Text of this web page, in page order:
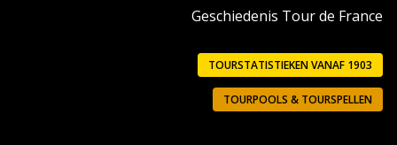
Geschiedenis Tour de France
TOURSTATISTIEKEN VANAF 1903
TOURPOOLS & TOURSPELLEN